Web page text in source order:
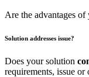
Are the advantages
Solution addresses issue?
Does your solution
requirements, issue or